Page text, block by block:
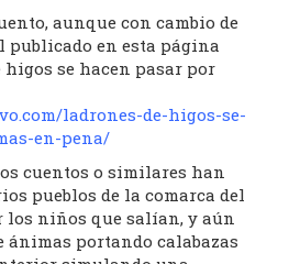
aunque con cambio de
publicado en esta página
se hacen pasar por
ladrones-de-higos-se-
en-pena/
cuentos o similares han
pueblos de la comarca del
niños que salían, y aún
ánimas portando calabazas